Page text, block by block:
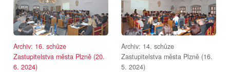
Archiv: 16. schůze
Zastupitelstva města Plzně (20.
6. 2024)
Archiv: 14. schůze
Zastupitelstva města Plzně (16.
5. 2024)